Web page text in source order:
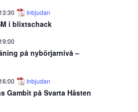
13:30 Inbjudan
i blixtschack
19:00
på nybörjarnivå –
16:00 Inbjudan
Gambit på Svarta Hästen